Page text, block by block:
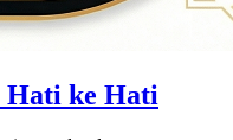
Hati ke Hati